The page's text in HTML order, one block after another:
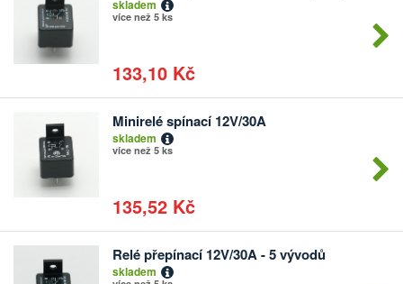
skladem
více než 5 ks
133,10 Kč
kusů
Minirelé spínací 12V/30A
skladem
více než 5 ks
135,52 Kč
Počet
kusů
Relé přepínací 12V/30A - 5 vývodů
skladem Počet
kusů